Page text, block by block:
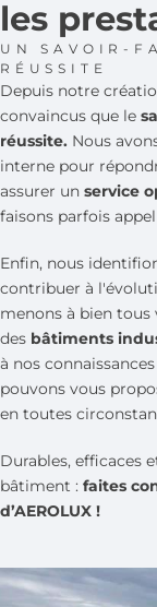
les
UN SAVOIR-
RÉUSSITE
Depuis notre
convaincus que le
réussite. Nous
interne pour
assurer un service
faisons parfois
Enfin, nous
contribuer à
menons à bien tous
des bâtiments
à nos
pouvons vous
en toutes
Durables, efficaces
bâtiment : faites
d’AEROLUX !